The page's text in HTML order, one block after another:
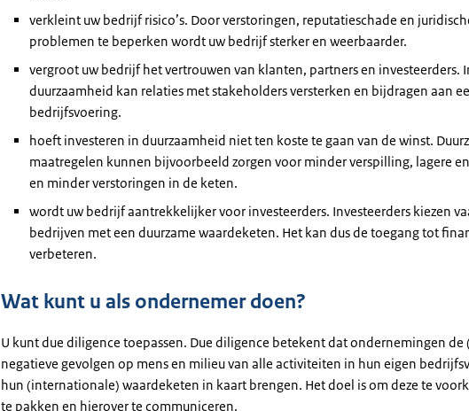
verkleint uw bedrijf risico’s. Door verstoringen, reputatieschade en
problemen te beperken wordt uw bedrijf sterker en weerbaarder.
vergroot uw bedrijf het vertrouwen van klanten, partners en investeerders.
duurzaamheid kan relaties met stakeholders versterken en bijdragen aan
bedrijfsvoering.
hoeft investeren in duurzaamheid niet ten koste te gaan van de winst.
maatregelen kunnen bijvoorbeeld zorgen voor minder verspilling, lagere
en minder verstoringen in de keten.
wordt uw bedrijf aantrekkelijker voor investeerders. Investeerders kiezen
bedrijven met een duurzame waardeketen. Het kan dus de toegang tot
verbeteren.
Wat kunt u als ondernemer doen?
U kuntdue diligence toepassen. Due diligence betekent dat ondernemingen de
negatieve gevolgen op mens en milieu van alle activiteiten in hun eigen
hun (internationale) waardeketen in kaart brengen. Het doel is om deze te
te pakken en hierover te communiceren.